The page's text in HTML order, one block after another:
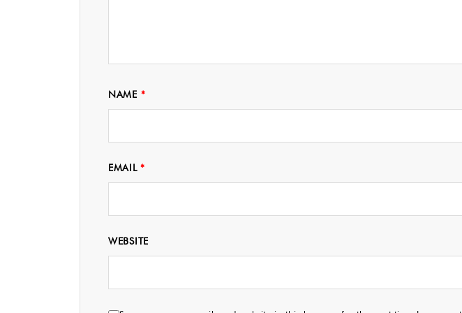
NAME *
EMAIL*
WEBSITE